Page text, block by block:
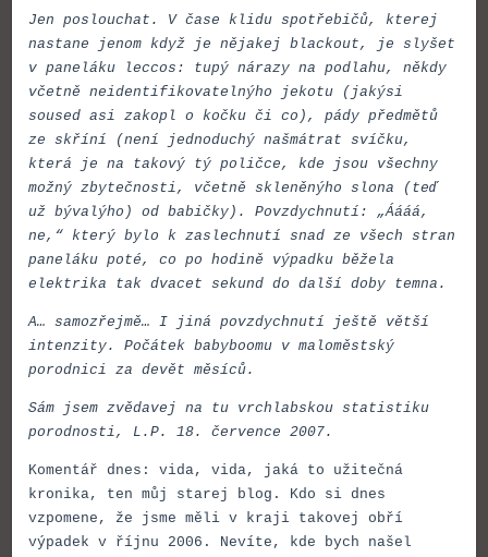
Jen poslouchat. V čase klidu spotřebičů, kterej
nastane jenom když je nějakej blackout, je slyšet
v paneláku leccos: tupý nárazy na podlahu, někdy
včetně neidentifikovatelnýho jekotu (jakýsi
soused asi zakopl o kočku či co), pády předmětů
ze skříní (není jednoduchý našmátrat svíčku,
která je na takový tý poličce, kde jsou všechny
možný zbytečnosti, včetně skleněnýho slona (teď
už bývalýho) od babičky). Povzdychnutí: „Áááá,
ne,“ který bylo k zaslechnutí snad ze všech stran
paneláku poté, co po hodině výpadku běžela
elektrika tak dvacet sekund do další doby temna.
A… samozřejmě… I jiná povzdychnutí ještě větší
intenzity. Počátek babyboomu v maloměstský
porodnici za devět měsíců.
Sám jsem zvědavej na tu vrchlabskou statistiku
porodnosti, L.P. 18. července 2007.
Komentář dnes: vida, vida, jaká to užitečná
kronika, ten můj starej blog. Kdo si dnes
vzpomene, že jsme měli v kraji takovej obří
výpadek v říjnu 2006. Nevíte, kde bych našel